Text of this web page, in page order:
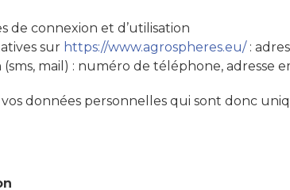
de connexion et d’utilisation
sur https://www.agrospheres.eu/ :
mail) : numéro de téléphone, adresse
données personnelles qui sont donc